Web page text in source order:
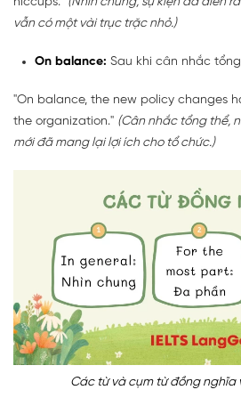
vẫn có một vài trục trặc nhỏ.)
On balance: Sau khi cân nhắc
"On balance, the new policy changes
the organization." (Cân nhắc tổng thể,
mới đã mang lại lợi ích cho tổ chức.)
Các từ và cụm từ đồng nghĩa